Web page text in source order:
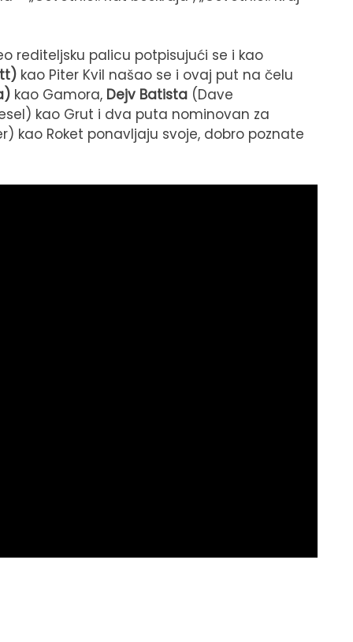
rediteljsku palicu potpisujući se i kao
kao Piter Kvil našao se i ovaj put na čelu
kao Gamora, Dejv Batista (Dave
kao Grut i dva puta nominovan za
kao Roket ponavljaju svoje, dobro poznate